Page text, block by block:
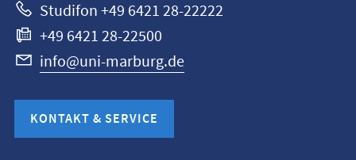
Studifon +49 6421 28-22222
+49 6421 28-22500
info@uni-marburg.de
KONTAKT & SERVICE